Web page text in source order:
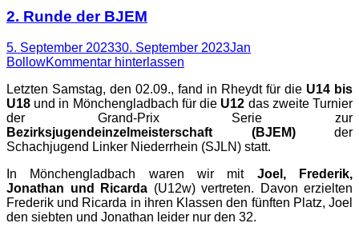
2. Runde der BJEM
Posted
on
5. September 202330. September 2023Autor
Jan
BollowKommentar hinterlassen
Letzten Samstag, den 02.09., fand in Rheydt für die U14 bis
U18 und in Mönchengladbach für die U12 das zweite Turnier
der Grand-Prix Serie zur
Bezirksjugendeinzelmeisterschaft (BJEM)der
Schachjugend Linker Niederrhein (SJLN) statt.
In Mönchengladbach waren wir mit Joel, Frederik,
Jonathan und Ricarda (U12w) vertreten. Davon erzielten
Frederik und Ricarda in ihren Klassen den fünften Platz, Joel
den siebten und Jonathan leider nur den 32.